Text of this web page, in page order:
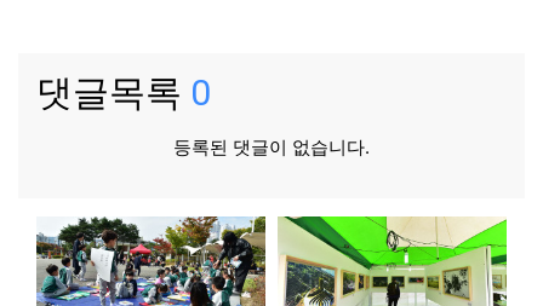
댓글목록 0
등록된 댓글이 없습니다.